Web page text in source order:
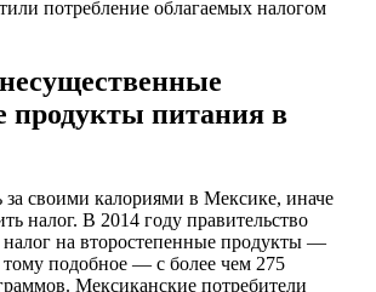
потребление облагаемых налогом
продукты питания в
своими калориями в Мексике, иначе
налог. В 2014 году правительство
налог на второстепенные продукты —
тому подобное — с более чем 275
Мексиканские потребители